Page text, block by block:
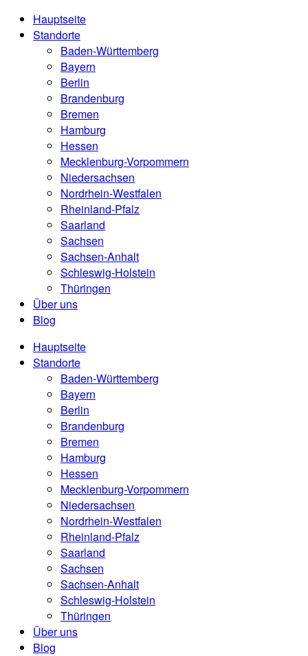
Hauptseite
Standorte
Baden-Württemberg
Bayern
Berlin
Brandenburg
Bremen
Hamburg
Hessen
Mecklenburg-Vorpommern
Niedersachsen
Nordrhein-Westfalen
Rheinland-Pfalz
Saarland
Sachsen
Sachsen-Anhalt
Schleswig-Holstein
Thüringen
Über uns
Blog
Hauptseite
Standorte
Baden-Württemberg
Bayern
Berlin
Brandenburg
Bremen
Hamburg
Hessen
Mecklenburg-Vorpommern
Niedersachsen
Nordrhein-Westfalen
Rheinland-Pfalz
Saarland
Sachsen
Sachsen-Anhalt
Schleswig-Holstein
Thüringen
Über uns
Blog